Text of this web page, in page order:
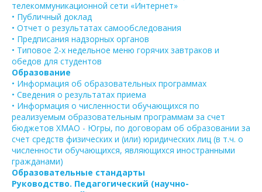
телекоммуникационной сети «Интернет»
• Публичный доклад
• Отчет о результатах самообследования
• Предписания надзорных органов
• Типовое 2-х недельное меню горячих завтраков и
обедов для студентов
Образование
• Информация об образовательных программах
• Сведения о результатах приема
• Информация о численности обучающихся по
реализуемым образовательным программам за счет
бюджетов ХМАО - Югры, по договорам об образовании за
счет средств физических и (или) юридических лиц (в т.ч. о
численности обучающихся, являющихся иностранными
гражданами)
Образовательные стандарты
Руководство. Педагогический (научно-